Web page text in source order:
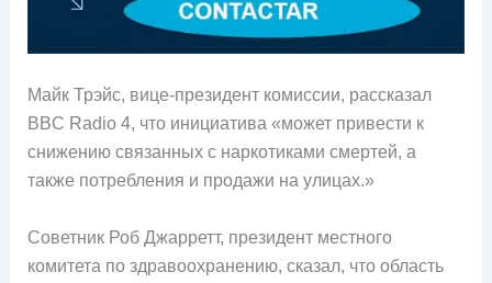
Майк Трэйс, вице-президент комиссии, рассказал
BBC Radio 4, что инициатива «может привести к
снижению связанных с наркотиками смертей, а
также потребления и продажи на улицах.»
Советник Роб Джарретт, президент местного
комитета по здравоохранению, сказал, что область